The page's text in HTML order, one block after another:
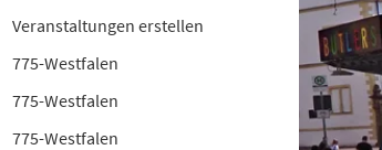
Veranstaltungen erstellen
775-Westfalen
775-Westfalen
775-Westfalen